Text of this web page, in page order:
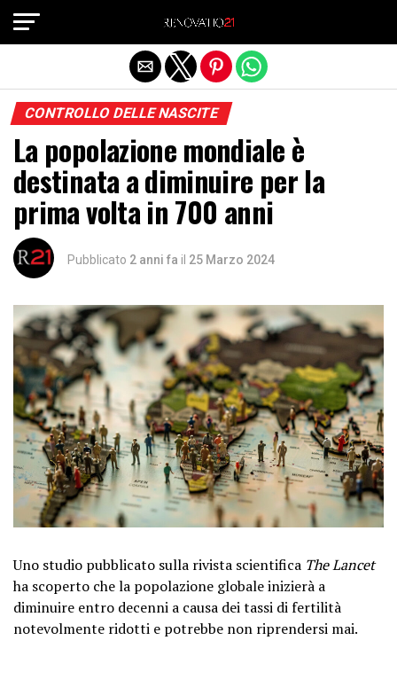
CONTROLLO DELLE NASCITE
La popolazione mondiale è
destinata a diminuire per la
prima volta in 700 anni
Pubblicato 2 anni fa il 25 Marzo 2024
Uno studio pubblicato sulla rivista scientifica The Lancet
ha scoperto che la popolazione globale inizierà a
diminuire entro decenni a causa dei tassi di fertilità
notevolmente ridotti e potrebbe non riprendersi mai.
Exit mobile version